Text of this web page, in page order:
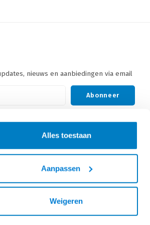
Alles toestaan
Aanpassen
Weigeren
nieuws en aanbiedingen via email
Abonneer